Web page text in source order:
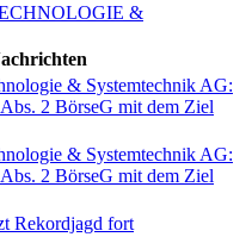
&
& Systemtechnik AG:
2 BörseG mit dem Ziel
& Systemtechnik AG:
2 BörseG mit dem Ziel
Rekordjagd fort